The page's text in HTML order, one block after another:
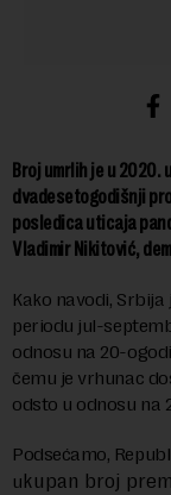
Broj umrlih je u 2020.
dvadesetogodišnji
posledica uticaja
Vladimir Nikitović,
Kako navodi,
periodu jul-
odnosu na 20-
čemu je vrhunac
odsto u odnosu na
Podsećamo,
ukupan broj